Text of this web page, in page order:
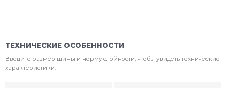
ТЕХНИЧЕСКИЕ ОСОБЕННОСТИ
Введите размер шины и норму слойности, чтобы увидеть технические
характеристики.